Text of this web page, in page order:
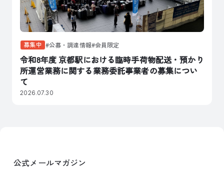
募集中 公募・調達情報 会員限定
令和8年度 京都駅における臨時手荷物配送・預かり
所運営業務に関する業務委託事業者の募集につい
て
2026.07.30
公式メールマガジン